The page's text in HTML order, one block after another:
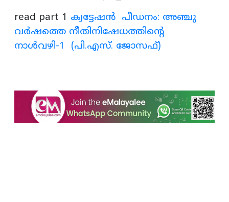
read part 1 ക്വട്ടേഷന്‍ പീഡനം: അഞ്ചു
വർഷത്തെ നീതിനിഷേധത്തിന്റെ
നാൾവഴി-1 (പി.എസ്. ജോസഫ്)